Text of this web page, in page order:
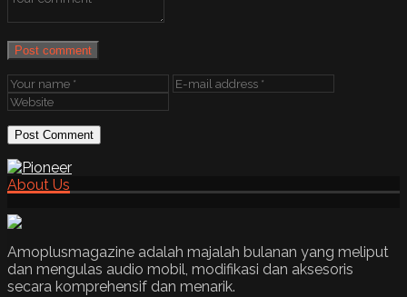
Post comment
About Us
Amoplusmagazine adalah majalah bulanan yang meliput
dan mengulas audio mobil, modifikasi dan aksesoris
secara komprehensif dan menarik.